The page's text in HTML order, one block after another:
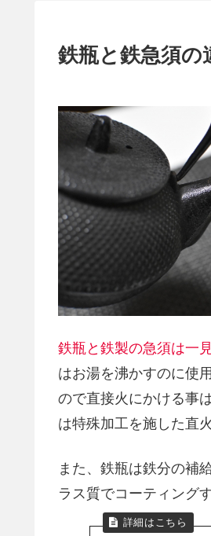
鉄瓶と鉄急須の
鉄瓶と鉄製の急須は一
はお湯を沸かすのに使
ので直接火にかける事
は特殊加工を施した直
また、鉄瓶は鉄分の補
ラス質でコーティング